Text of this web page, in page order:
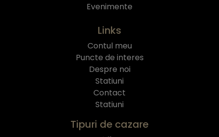
Evenimente
Links
Contul meu
Puncte de interes
Despre noi
Statiuni
Contact
Statiuni
Tipuri de cazare